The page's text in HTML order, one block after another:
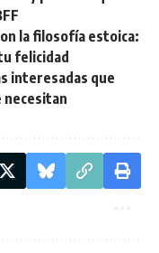
la filosofía estoica:
felicidad
interesadas que
necesitan